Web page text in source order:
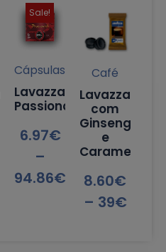
Sale!
Cápsulas
Lavazza
Passionale
6.97€
–
94.86€
Café
Lavazza
com
Ginseng
e
Caramelo
8.60€
– 39€